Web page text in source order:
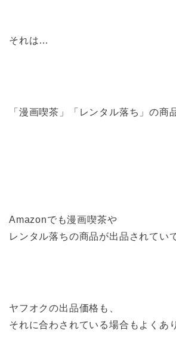
それは…
「漫画喫茶」「レンタル落ち」の商
Amazonでも漫画喫茶や
レンタル落ちの商品が出品されてい
ヤフオクの出品価格も、
それに合わされている場合もよくあ